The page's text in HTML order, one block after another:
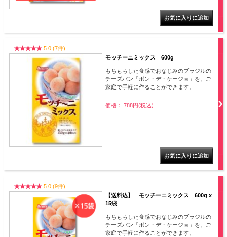
5.0 (7件)
モッチーニミックス 600g
もちもちした食感でおなじみのブラジルの
チーズパン「ポン・デ・ケージョ」を、ご
家庭で手軽に作ることができます。
価格： 788円(税込)
5.0 (9件)
【送料込】 モッチーニミックス 600g x
15袋
もちもちした食感でおなじみのブラジルの
チーズパン「ポン・デ・ケージョ」を、ご
家庭で手軽に作ることができます。